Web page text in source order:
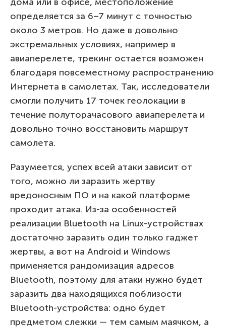
определяется за 6–7 минут с точностью
около 3 метров. Но даже в довольно
экстремальных условиях, например в
авиаперелете, трекинг остается возможен
благодаря повсеместному распространению
Интернета в самолетах. Так, исследователи
смогли получить 17 точек геолокации в
течение полуторачасового авиаперелета и
довольно точно восстановить маршрут
самолета.
Разумеется, успех всей атаки зависит от
того, можно ли заразить жертву
вредоносным ПО и на какой платформе
проходит атака. Из-за особенностей
реализации Bluetooth на Linux-устройствах
достаточно заразить один только гаджет
жертвы, а вот на Android и Windows
применяется рандомизация адресов
Bluetooth, поэтому для атаки нужно будет
заразить два находящихся поблизости
Bluetooth-устройства: одно будет
предметом слежки — тем самым маячком, а